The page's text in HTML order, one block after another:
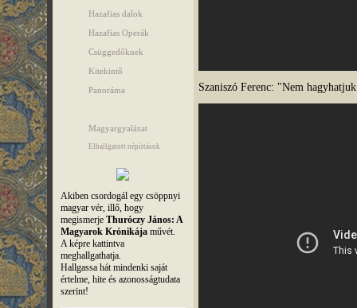
Hazafias dalok
Hazafias Operák
Csüggedőknek
Kitekintő
Panoráma
Magyargyalázat
Elhallgatott népírtások
Akiben csordogál egy csöppnyi
magyar vér, illő, hogy
megismerje Thuróczy János: A
Magyarok Krónikájaművét.
A képre kattintva
meghallgathatja.
Hallgassa hát mindenki saját
értelme, hite és azonosságtudata
szerint!
Szaniszó Ferenc: "Nem